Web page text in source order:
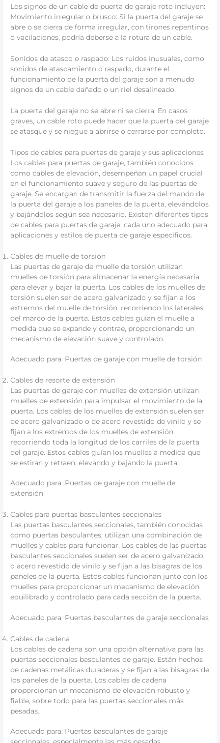
Los signos de un cable de puerta de garaje roto incluyen:
Movimiento irregular o brusco: Si la puerta del garaje se
abre o se cierra de forma irregular, con tirones repentinos
o vacilaciones, podría deberse a la rotura de un cable.
Sonidos de atasco o raspado: Los ruidos inusuales, como
sonidos de atascamiento o raspado, durante el
funcionamiento de la puerta del garaje son a menudo
signos de un cable dañado o un riel desalineado.
La puerta del garaje no se abre ni se cierra: En casos
graves, un cable roto puede hacer que la puerta del garaje
se atasque y se niegue a abrirse o cerrarse por completo.
Tipos de cables para puertas de garaje y sus aplicaciones
Los cables para puertas de garaje, también conocidos
como cables de elevación, desempeñan un papel crucial
en el funcionamiento suave y seguro de las puertas de
garaje. Se encargan de transmitir la fuerza del mando de
la puerta del garaje a los paneles de la puerta, elevándolos
y bajándolos según sea necesario. Existen diferentes tipos
de cables para puertas de garaje, cada uno adecuado para
aplicaciones y estilos de puerta de garaje específicos.
Cables de muelle de torsión
Las puertas de garaje de muelle de torsión utilizan
muelles de torsión para almacenar la energía necesaria
para elevar y bajar la puerta. Los cables de los muelles de
torsión suelen ser de acero galvanizado y se fijan a los
extremos del muelle de torsión, recorriendo los laterales
del marco de la puerta. Estos cables guían el muelle a
medida que se expande y contrae, proporcionando un
mecanismo de elevación suave y controlado.
Adecuado para: Puertas de garaje con muelle de torsión
Cables de resorte de extensión
Las puertas de garaje con muelles de extensión utilizan
muelles de extensión para impulsar el movimiento de la
puerta. Los cables de los muelles de extensión suelen ser
de acero galvanizado o de acero revestido de vinilo y se
fijan a los extremos de los muelles de extensión,
recorriendo toda la longitud de los carriles de la puerta
del garaje. Estos cables guían los muelles a medida que
se estiran y retraen, elevando y bajando la puerta.
Adecuado para: Puertas de garaje con muelle de
extensión
Cables para puertas basculantes seccionales
Las puertas basculantes seccionales, también conocidas
como puertas basculantes, utilizan una combinación de
muelles y cables para funcionar. Los cables de las puertas
basculantes seccionales suelen ser de acero galvanizado
o acero revestido de vinilo y se fijan a las bisagras de los
paneles de la puerta. Estos cables funcionan junto con los
muelles para proporcionar un mecanismo de elevación
equilibrado y controlado para cada sección de la puerta.
Adecuado para: Puertas basculantes de garaje seccionales
Cables de cadena
Los cables de cadena son una opción alternativa para las
puertas seccionales basculantes de garaje. Están hechos
de cadenas metálicas duraderas y se fijan a las bisagras de
los paneles de la puerta. Los cables de cadena
proporcionan un mecanismo de elevación robusto y
fiable, sobre todo para las puertas seccionales más
pesadas.
Adecuado para: Puertas basculantes de garaje